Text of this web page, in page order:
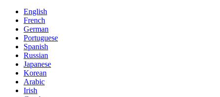
English
French
German
Portuguese
Spanish
Russian
Japanese
Korean
Arabic
Irish